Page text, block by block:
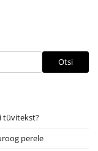
Otsi
tüvitekst?
perele